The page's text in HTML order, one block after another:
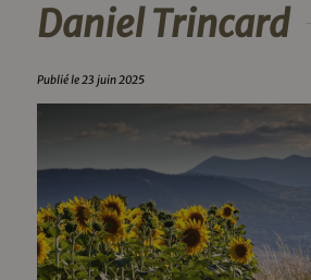
Daniel Trincard
Publié le 23 juin 2025